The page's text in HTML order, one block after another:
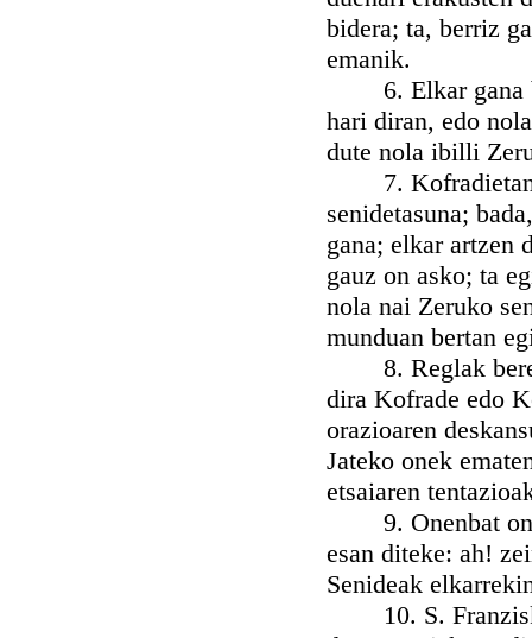
bidera; ta, berriz
emanik.
6. Elkar gana
hari diran, edo
dute nola ibilli
7. Kofradietan
senidetasuna;
gana; elkar artzen
gauz on asko; ta
nola nai Zeruko
munduan bertan
8. Reglak
dira Kofrade edo
orazioaren
Jateko onek
etsaiaren
9. Onenbat
esan diteke: ah!
Senideak
10. S. Franzisko